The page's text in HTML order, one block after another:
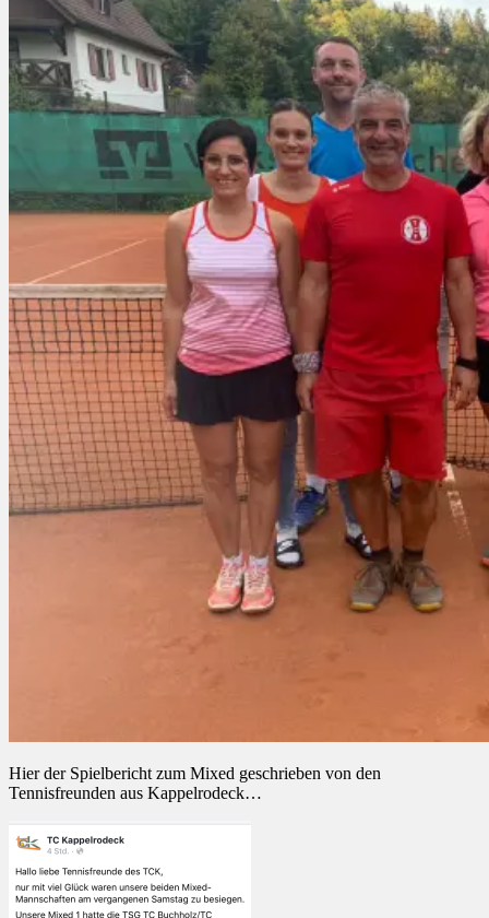
Hier der Spielbericht zum Mixed geschrieben von den
Tennisfreunden aus Kappelrodeck…